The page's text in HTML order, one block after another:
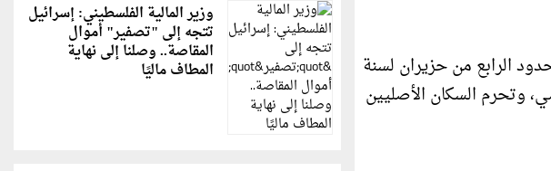
الرابع من حزيران لسنة
وتحرم السكان الأصليين
وزير المالية الفلسطيني: إسرائيل
تتجه إلى "تصفير" أموال
المقاصة.. وصلنا إلى نهاية
المطاف ماليًا